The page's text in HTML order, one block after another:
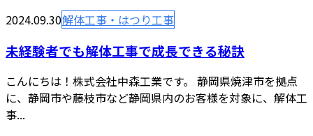
2024.09.30解体工事・はつり工事
未経験者でも解体工事で成長できる秘訣
こんにちは！株式会社中森工業です。 静岡県焼津市を拠点
に、静岡市や藤枝市など静岡県内のお客様を対象に、解体工
事...